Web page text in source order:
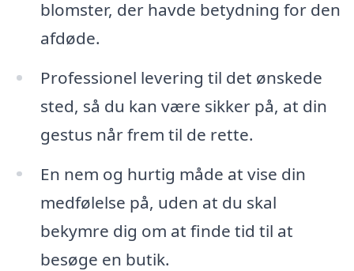
blomster, der havde betydning for den
afdøde.
Professionel levering til det ønskede
sted, så du kan være sikker på, at din
gestus når frem til de rette.
En nem og hurtig måde at vise din
medfølelse på, uden at du skal
bekymre dig om at finde tid til at
besøge en butik.